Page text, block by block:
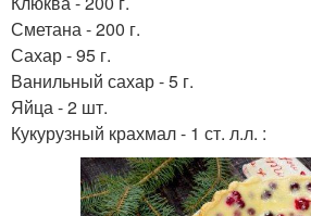
Сметана - 200 г.
Сахар - 95 г.
Ванильный сахар - 5 г.
Яйца - 2 шт.
Кукурузный крахмал - 1 ст. л.л. :